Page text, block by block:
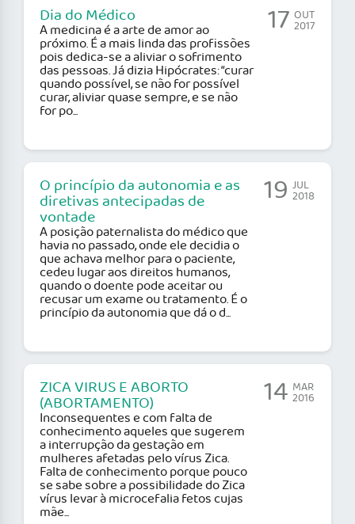
Dia do Médico
A medicina é a arte de amor ao
próximo. É a mais linda das profissões
pois dedica-se a aliviar o sofrimento
das pessoas. Já dizia Hipócrates: “curar
quando possível, se não for possível
curar, aliviar quase sempre, e se não
for po...
17 OUT
2017
O princípio da autonomia e as
diretivas antecipadas de
vontade
A posição paternalista do médico que
havia no passado, onde ele decidia o
que achava melhor para o paciente,
cedeu lugar aos direitos humanos,
quando o doente pode aceitar ou
recusar um exame ou tratamento. É o
princípio da autonomia que dá o d...
19 JUL
2018
ZICA VIRUS E ABORTO
(ABORTAMENTO)
Inconsequentes e com falta de
conhecimento aqueles que sugerem
a interrupção da gestação em
mulheres afetadas pelo vírus Zica.
Falta de conhecimento porque pouco
se sabe sobre a possibilidade do Zica
vírus levar à microcefalia fetos cujas
mãe...
14 MAR
2016